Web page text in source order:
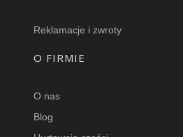
Reklamacje i zwroty
O FIRMIE
O nas
Blog